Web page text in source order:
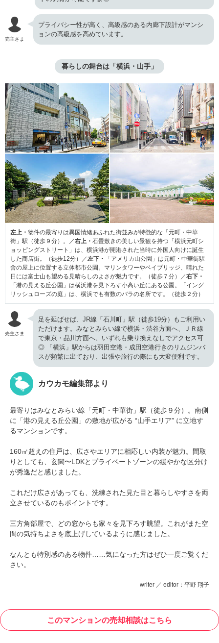
売主さま
プライバシー性が高く、高級感のある内廊下設計がマンシ
ョンの高級感を高めています。
暮らしの舞台は「横浜・山手」
左上・ 物件の最寄りは異国情緒あふれた街並みが特徴的な「元町・中華
街」駅（徒歩９分）。／右上・ 石畳敷きの美しい景観を持つ「横浜元町シ
ョッピングストリート」は、横浜港が開港された当時に外国人向けに誕生
した商店街。（徒歩12分）／左下・
「アメリカ山公園」は元町・中華街駅
舎の屋上に位置する立体都市公園。マリンタワーやベイブリッジ、晴れた
日には富士山も望める見晴らしのよさが魅力です。（徒歩７分）／右下・
「港の見える丘公園」は横浜港を見下ろす小高い丘にある公園。「イング
リッシュローズの庭」は、横浜でも有数のバラの名所です。（徒歩２分）
売主さま
足を延ばせば、JR線「石川町」駅（徒歩19分）もご利用い
ただけます。みなとみらい線で横浜・渋谷方面へ、ＪＲ線
で東京・品川方面へ、いずれも乗り換えなしでアクセス可
◎ 「横浜」駅からは羽田空港・成田空港行きのリムジンバ
スが頻繁に出ており、出張や旅行の際にも大変便利です。
カウカモ編集部より
最寄りはみなとみらい線「元町・中華街」駅（徒歩９分）。南側
に「港の見える丘公園」の敷地が広がる “山手エリア” に立地す
るマンションです。
160㎡超えの住戸は、広さやエリアに相応しい内装が魅力。間取
りとしても、玄関〜LDKとプライベートゾーンの緩やかな区分け
が秀逸だと感じました。
これだけ広さがあっても、洗練された見た目と暮らしやすさを両
立させているのもポイントです。
三方角部屋で、どの窓からも家々を見下ろす眺望。これがまた空
間の気持ちよさを底上げしているように感じました。
なんとも特別感のある物件……気になった方はぜひ一度ご覧くだ
さい。
writer ／ editor：平野 翔子
このマンションの売却相談はこちら